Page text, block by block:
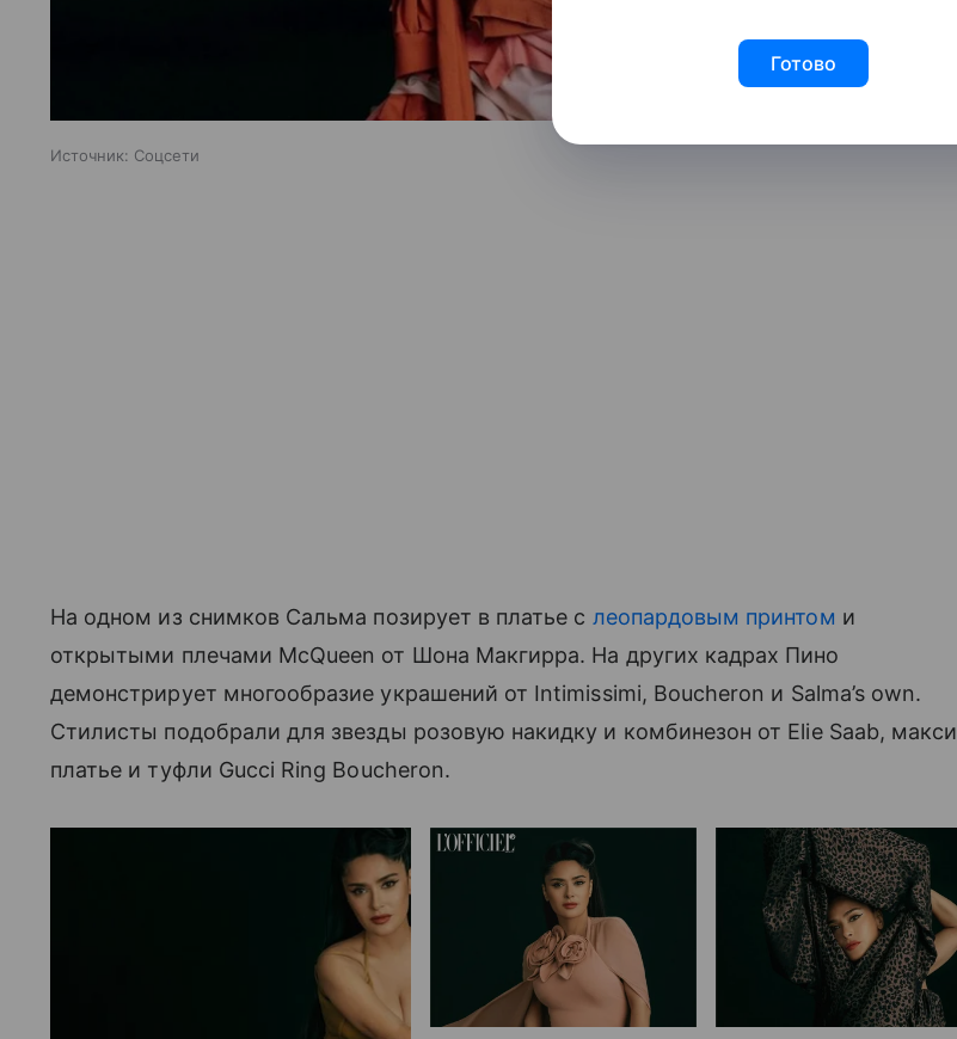
Источник: Соцсети
На одном из снимков Сальма позирует в платье с леопардовым принтом и
открытыми плечами McQueen от Шона Макгирра. На других кадрах Пино
демонстрирует многообразие украшений от Intimissimi, Boucheron и Salma’s own.
Стилисты подобрали для звезды розовую накидку и комбинезон от Elie Saab, макси
платье и туфли Gucci Ring Boucheron.
Готово